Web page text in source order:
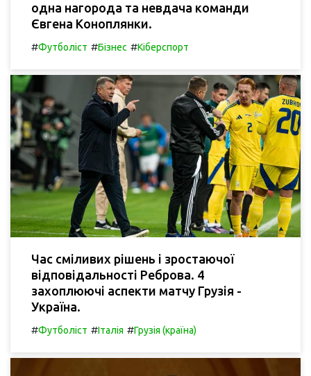
одна нагорода та невдача команди
Євгена Коноплянки.
#Футболіст #Бізнес #Кіберспорт
Час сміливих рішень і зростаючої
відповідальності Реброва. 4
захоплюючі аспекти матчу Грузія -
Україна.
#Футболіст #Італія #Грузія (країна)